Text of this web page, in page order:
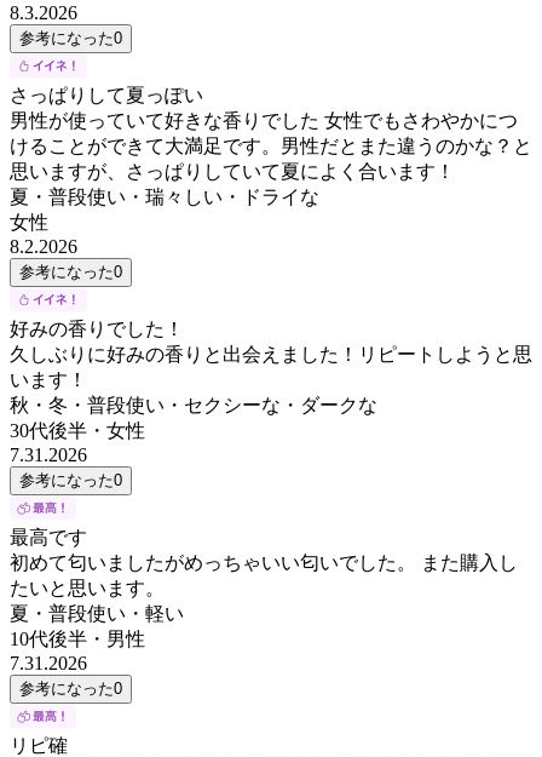
8.3.2026
参考になった0
さっぱりして夏っぽい
男性が使っていて好きな香りでした 女性でもさわやかにつ
けることができて大満足です。男性だとまた違うのかな？と
思いますが、さっぱりしていて夏によく合います！
夏・普段使い・瑞々しい・ドライな
女性
8.2.2026
参考になった0
好みの香りでした！
久しぶりに好みの香りと出会えました！リピートしようと思
います！
秋・冬・普段使い・セクシーな・ダークな
30代後半 ・ 女性
7.31.2026
参考になった0
最高です
初めて匂いましたがめっちゃいい匂いでした。 また購入し
たいと思います。
夏・普段使い・軽い
10代後半 ・ 男性
7.31.2026
参考になった0
リピ確